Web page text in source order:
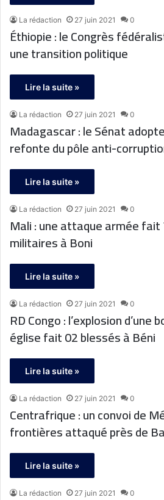
La rédaction 27 juin 2021 0
Éthiopie : le Congrès
une transition politique
Lire la suite »
La rédaction 27 juin 2021 0
Madagascar : le Sénat
refonte du pôle anti-
Lire la suite »
La rédaction 27 juin 2021 0
Mali : une attaque armée
militaires à Boni
Lire la suite »
La rédaction 27 juin 2021 0
RD Congo : l’explosion d’une
église fait 02 blessés à Béni
Lire la suite »
La rédaction 27 juin 2021 0
Centrafrique : un convoi de
frontières attaqué près de
Lire la suite »
La rédaction 27 juin 2021 0